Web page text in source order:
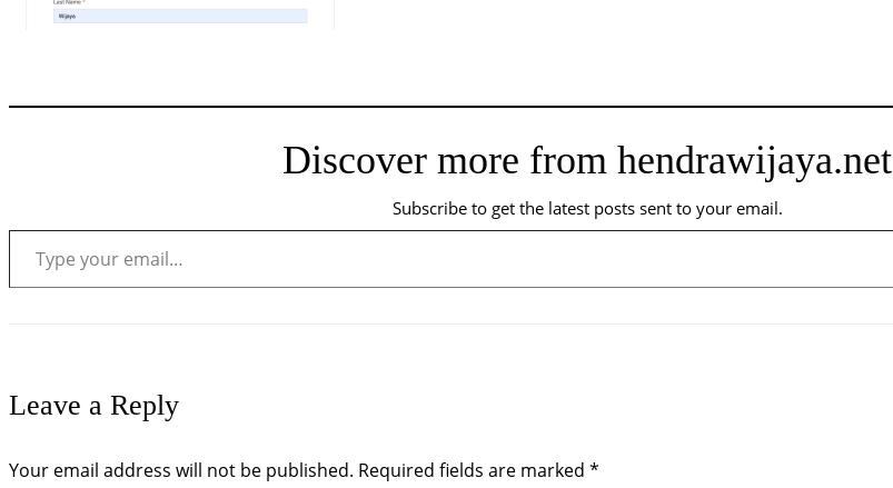
Discover more from hendrawijaya.net
Subscribe to get the latest posts sent to your email.
Type your email…
Leave a Reply
Your email address will not be published. Required fields are marked *